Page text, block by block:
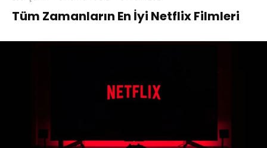
Tüm Zamanların En İyi Netflix Filmleri